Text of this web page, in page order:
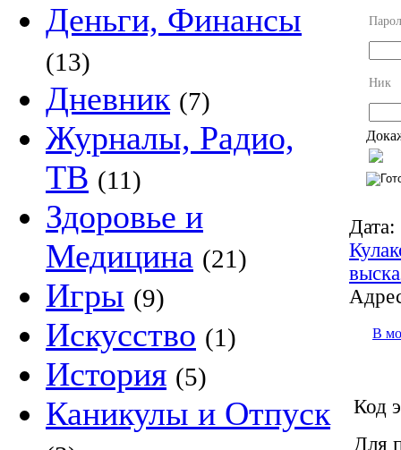
Деньги, Финансы
(13)
Дневник (7)
Журналы, Радио,
ТВ (11)
Здоровье и
Медицина (21)
Игры (9)
Искусство (1)
История (5)
Каникулы и Отпуск
Ник
Дата:
В
Код
Для